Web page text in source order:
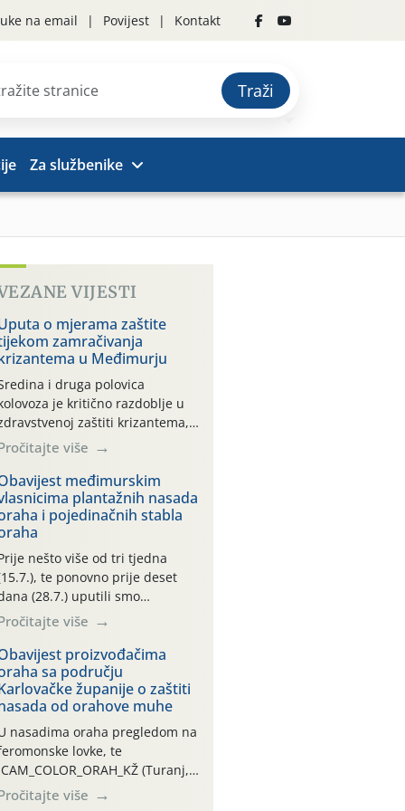
na email Povijest Kontakt
Traži
Za službenike
VIJESTI
o mjerama zaštite
zamračivanja
u Međimurju
i druga polovica
je kritično razdoblje u
zaštiti krizantema,
prije zamračivanja u proteklom
smo mjesecu tri puta upućivali
o preventivnim
zaštite krizantema od
uzročnika bolesti,
i fito-fagnih grinja (23.7.,
06.7.)! Na početku ovog
je zabilježeno je
i ekstremno vruće
razdoblje, uz
temperature […]
više
međimurskim
plantažnih nasada
i pojedinačnih stabla
nešto više od tri tjedna
te ponovno prije deset
(28.7.) uputili smo
vlasnicima plantažnih
nasada oraha i pojedinačnih
o početku leta i
potrebi usmjerenog
orahove muhe
completa)! Već
dana traje drugi
“toplinski udar”, koji
naročito izražen zadnja šest
(31.7.-05.8.), jer najviše
zraka svakodnevno
više
proizvođačima
sa području
županije o zaštiti
od orahove muhe
nasadima oraha pregledom na
lovke, te
CAM_COLOR_ORAH_KŽ (Turanj,
zabilježena je mala
više